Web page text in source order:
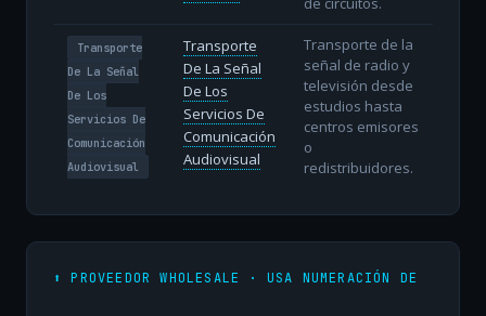
Transporte
De La Señal
De Los
Servicios De
Comunicación
Audiovisual
Transporte
De La Señal
De Los
Servicios De
Comunicación
Audiovisual
Transporte de la
señal de radio y
televisión desde
estudios hasta
centros emisores
o
redistribuidores.
⬆️ PROVEEDOR WHOLESALE · USA NUMERACIÓN DE